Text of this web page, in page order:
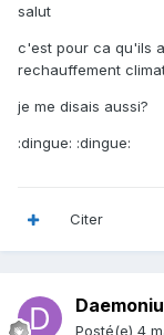
salut
c'est pour ca qu'ils
rechauffement
je me disais aussi?
:dingue: :dingue:
Citer
Posté(e) 4